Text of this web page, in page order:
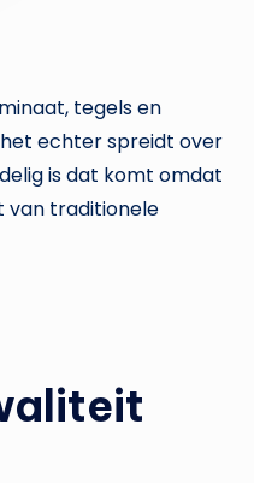
tegels en
echter spreidt over
is dat komt omdat
van traditionele